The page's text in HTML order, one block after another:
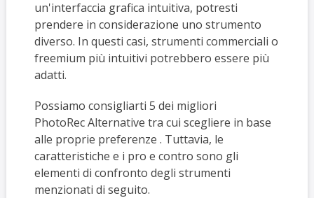
un'interfaccia grafica intuitiva, potresti
prendere in considerazione uno strumento
diverso. In questi casi, strumenti commerciali o
freemium più intuitivi potrebbero essere più
adatti.
Possiamo consigliarti 5 dei migliori
PhotoRecAlternative tra cui scegliere in base
alle proprie preferenze . Tuttavia, le
caratteristiche e i pro e contro sono gli
elementi di confronto degli strumenti
menzionati di seguito.